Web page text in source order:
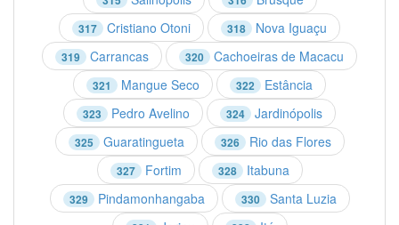
317 Cristiano Otoni 318 Nova Iguaçu
319 Carrancas 320 Cachoeiras de Macacu
321 Mangue Seco 322 Estância
323 Pedro Avelino 324 Jardinópolis
325 Guaratingueta 326 Rio das Flores
327 Fortim 328 Itabuna
329 Pindamonhangaba 330 Santa Luzia